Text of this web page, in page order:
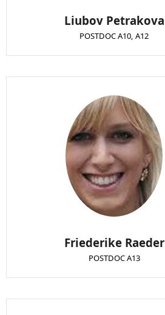
Liubov Petrakova
POSTDOC A10, A12
Friederike Raeder
POSTDOC A13